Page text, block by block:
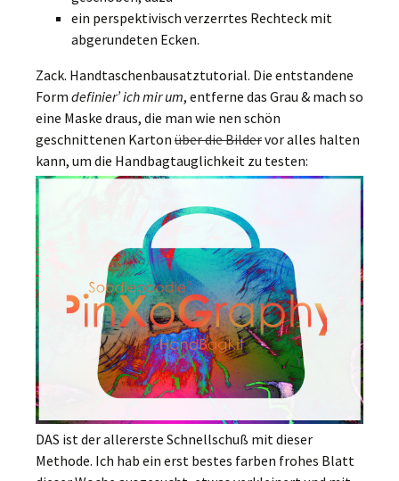
ein perspektivisch verzerrtes Rechteck mit
abgerundeten Ecken.
Zack. Handtaschenbausatztutorial. Die entstandene
Form definier’ ich mir um, entferne das Grau & mach so
eine Maske draus, die man wie nen schön
geschnittenen Karton über die Bildervor alles halten
kann, um die Handbagtauglichkeit zu testen:
DAS ist der allererste Schnellschuß mit dieser
Methode. Ich hab ein erst bestes farben frohes Blatt